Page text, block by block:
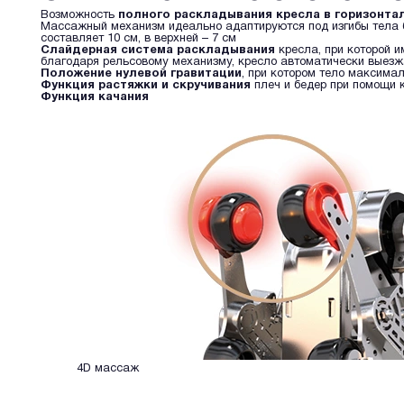
Возможность полного раскладывания кресла в
Массажный механизм идеально адаптируются под изгибы тела
составляет 10 см, в верхней – 7 см
Слайдерная система раскладывания кресла, при которой
благодаря рельсовому механизму, кресло автоматически
Положение нулевой гравитации, при котором тело
Функция растяжки и скручивания плеч и бедер при помощи
Функция качания
4D массаж